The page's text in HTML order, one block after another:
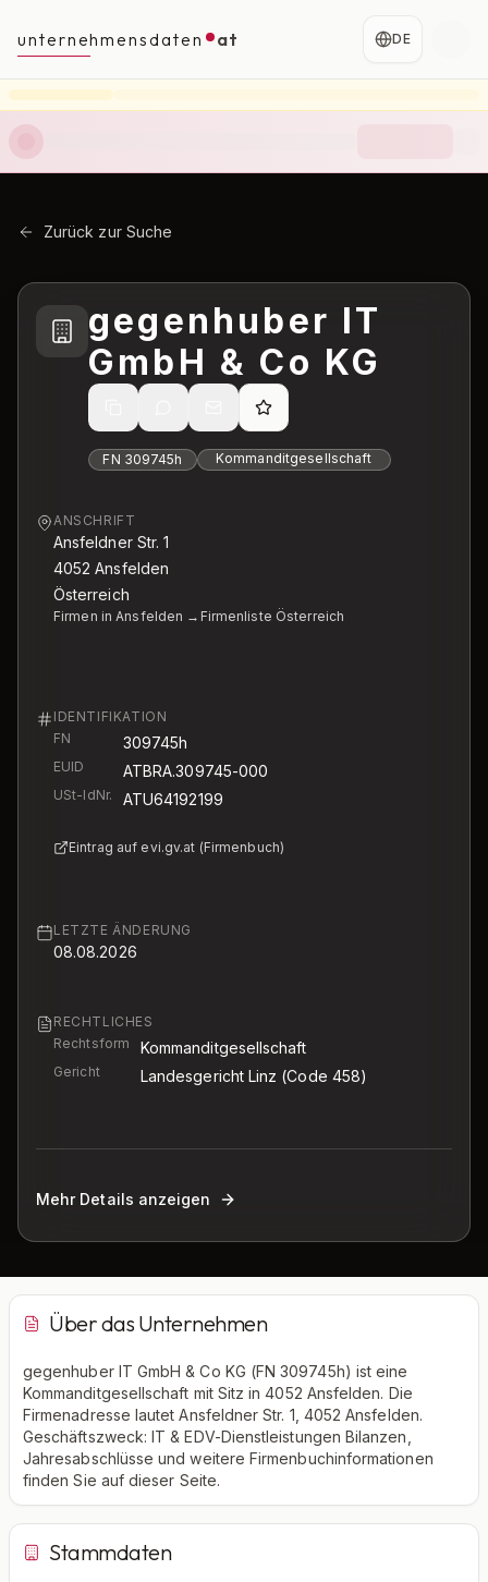
unternehmensdaten at DE
Zurück zur Suche
gegenhuber IT
GmbH & Co KG
FN 309745h Kommanditgesellschaft
ANSCHRIFT
Ansfeldner Str. 1
4052Ansfelden
Österreich
Firmen in Ansfelden → Firmenliste Österreich
IDENTIFIKATION
FN
309745h
EUID ATBRA.309745-000
USt-IdNr. ATU64192199
Eintrag auf evi.gv.at (Firmenbuch)
LETZTE ÄNDERUNG
08.08.2026
RECHTLICHES
Rechtsform
Kommanditgesellschaft
Gericht Landesgericht Linz (Code 458)
Mehr Details anzeigen
Über das Unternehmen
gegenhuber IT GmbH & Co KG (FN 309745h) ist eine
Kommanditgesellschaft mit Sitz in 4052 Ansfelden. Die
Firmenadresse lautet Ansfeldner Str. 1, 4052 Ansfelden.
Geschäftszweck: IT & EDV-Dienstleistungen Bilanzen,
Jahresabschlüsse und weitere Firmenbuchinformationen
finden Sie auf dieser Seite.
Stammdaten